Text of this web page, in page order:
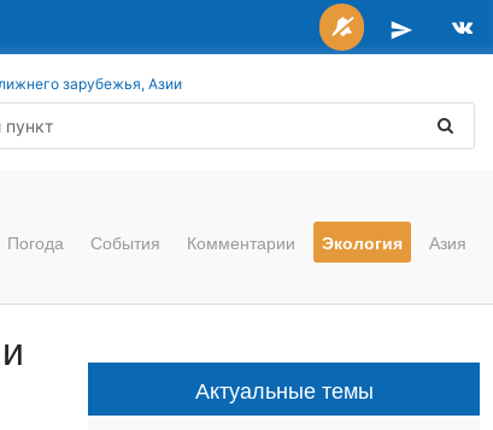
зарубежья, Азии
Погода События Комментарии Экология Азия
Актуальные темы